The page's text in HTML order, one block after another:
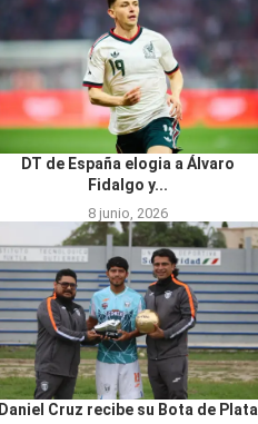
DT de España elogia a Álvaro
Fidalgo y...
8 junio, 2026
Daniel Cruz recibe su Bota de Plata